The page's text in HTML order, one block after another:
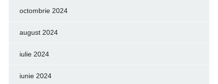
octombrie 2024
august 2024
iulie 2024
iunie 2024